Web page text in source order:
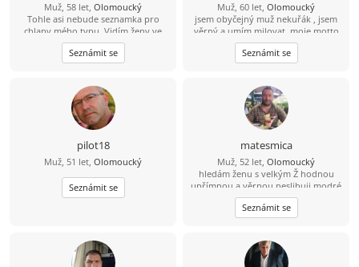
Muž, 58 let, Olomoucký
Tohle asi nebude seznamka pro
chlapy mého typu. Vidím ženy ve
věku 50-55 let co hledají vysoké
partnery od 180cma o 10-15 let
mladší než jsou samy. Připadá mi to,
realitního agenta co nabízí
vybydlený byt na periferii městyse s
představou prodejce,o cenové
úrovni bytu v centru krajského
města. Přeji hodně štěstí .... Tohle
neplatí pro všechny, jsou zde i
sympatické výjimky...????
Seznámit se
Muž, 60 let, Olomoucký
jsem obyčejný muž nekuřák , jsem
věrný a umím milovat. moje motto
kdo umí milovat nedokáže
nenávidět. Kdo dokáže nenávidět
neumí milovat.
Seznámit se
pilot18
Muž, 51 let, Olomoucký
Seznámit se
matesmica
Muž, 52 let, Olomoucký
hledám ženu s velkým Ž hodnou
upřímnou a věrnou neslibuji modré
znebe ale porozumění lásku a úctu
Seznámit se